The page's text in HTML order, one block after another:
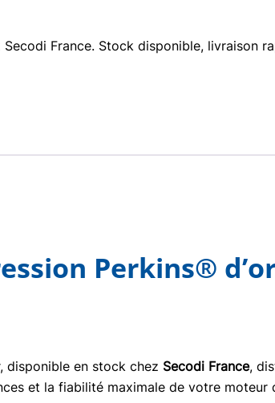
France. Stock disponible, livraison
Perkins®
disponible en stock chez Secodi France,
et la fiabilité maximale de votre moteur